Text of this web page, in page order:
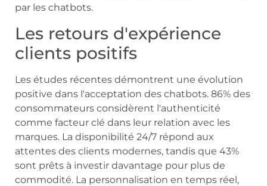
par les chatbots.
Les retours d'expérience
clients positifs
Les études récentes démontrent une évolution
positive dans l'acceptation des chatbots. 86% des
consommateurs considèrent l'authenticité
comme facteur clé dans leur relation avec les
marques. La disponibilité 24/7 répond aux
attentes des clients modernes, tandis que 43%
sont prêts à investir davantage pour plus de
commodité. La personnalisation en temps réel,